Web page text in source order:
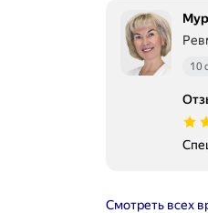
10
Смотреть всех